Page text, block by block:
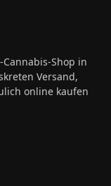
Shop in
Versand,
online kaufen